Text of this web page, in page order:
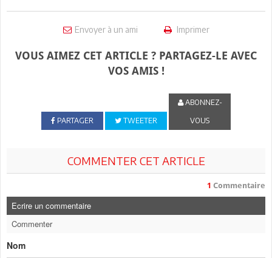
Envoyer à un ami Imprimer
VOUS AIMEZ CET ARTICLE ? PARTAGEZ-LE AVEC
VOS AMIS !
PARTAGER TWEETER
ABONNEZ-
VOUS
COMMENTER CET ARTICLE
1 Commentaire
Ecrire un commentaire
Commenter
Nom